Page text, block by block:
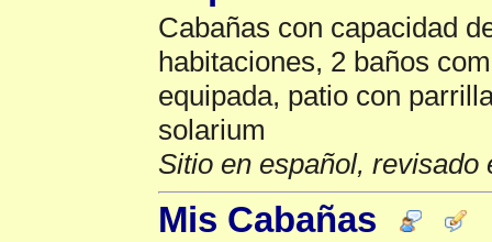
Cabañas con capacidad
habitaciones, 2 baños
equipada, patio con
solarium
Sitio en español, revisado
Mis Cabañas